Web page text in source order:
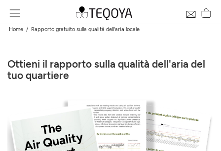
Home Rapporto gratuito sulla qualità dell'aria locale
Ottieni il rapporto sulla qualità dell'aria del
tuo quartiere